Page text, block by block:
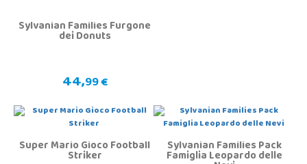
Sylvanian Families Furgone
dei Donuts
44,99 €
Super Mario Gioco Football
Striker Sylvanian Families Pack
Famiglia Leopardo delle